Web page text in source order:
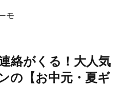
モ
絡がくる！大人気
の【お中元・夏ギ